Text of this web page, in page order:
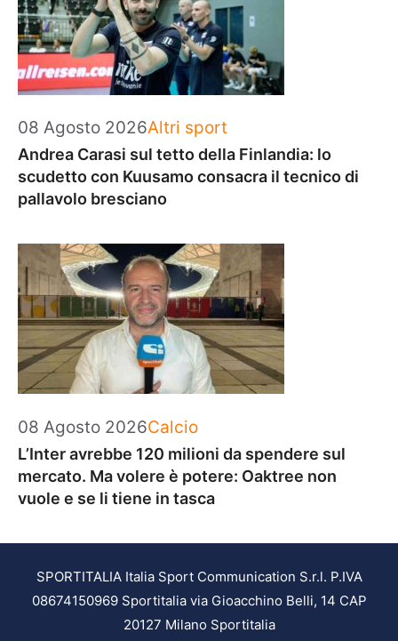
08 Agosto 2026Categorie
Altri sport
Andrea Carasi sul tetto della Finlandia: lo
scudetto con Kuusamo consacra il tecnico di
pallavolo bresciano
08 Agosto 2026Categorie
Calcio
L’Inter avrebbe 120 milioni da spendere sul
mercato. Ma volere è potere: Oaktree non
vuole e se li tiene in tasca
SPORTITALIA Italia Sport Communication S.r.l. P.IVA
08674150969 Sportitalia via Gioacchino Belli, 14 CAP
20127 Milano Sportitalia